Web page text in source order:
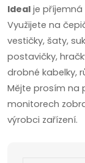
Ideal je
Využijete na
vestičky, šaty,
postavičky,
drobné kabelky,
Mějte prosím na
monitorech
výrobci zařízení.